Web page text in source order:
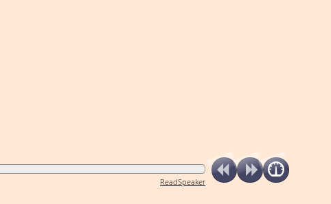
ReadSpeaker